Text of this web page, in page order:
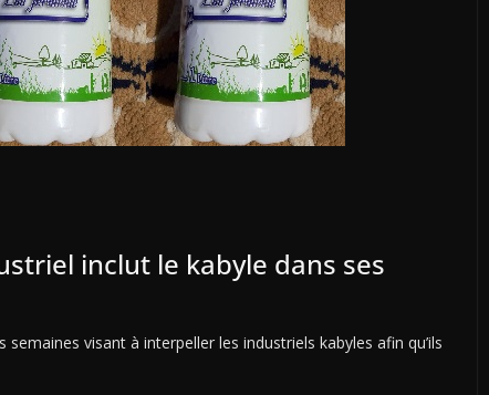
inclut le kabyle dans ses
visant à interpeller les industriels kabyles afin qu’ils